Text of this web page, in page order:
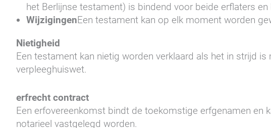
het Berlijnse testament) is bindend voor beide erflaters
WijzigingenEen testament kan op elk moment worden
Nietigheid
Een testament kan nietig worden verklaard als het in strijd
verpleeghuiswet.
erfrecht contract
Een erfovereenkomst bindt de toekomstige erfgenamen en
notarieel vastgelegd worden.